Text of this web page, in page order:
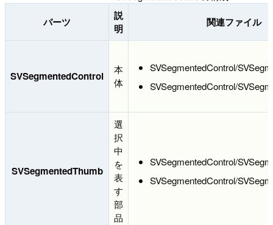
パーツ
説
明
関連ファイル
SVSegmentedControl
本
体
SVSegmentedControl/
SVSegmentedControl/
SVSegmentedThumb
選
択
中
を
表
す
部
品
SVSegmentedControl/
SVSegmentedControl/